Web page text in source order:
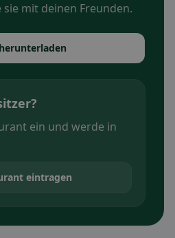
mit deinen Freunden.
ein und werde in
eintragen